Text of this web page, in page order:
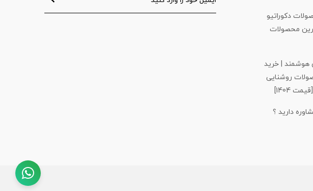
دکوراتیو
محصولات
هوشمند | خرید
روشنایی
1404]
دارید ؟